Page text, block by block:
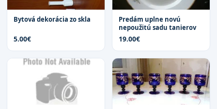
Bytová dekorácia zo skla
5.00€
Predám uplne novú
nepoužitú sadu tanierov
19.00€